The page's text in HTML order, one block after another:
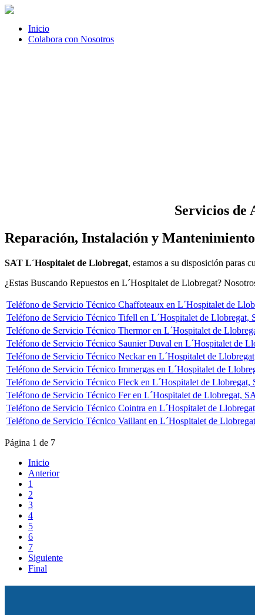
Inicio
Colabora con Nosotros
Servicios de
Reparación, Instalación y
SAT L´Hospitalet de Llobregat, estamos a su disposición paras
¿Estas Buscando Repuestos en L´Hospitalet de Llobregat?
Teléfono de Servicio Técnico Chaffoteaux en L´Hospitalet de
Teléfono de Servicio Técnico Tifell en L´Hospitalet de Llobregat,
Teléfono de Servicio Técnico Thermor en L´Hospitalet de
Teléfono de Servicio Técnico Saunier Duval en L´Hospitalet de
Teléfono de Servicio Técnico Neckar en L´Hospitalet de
Teléfono de Servicio Técnico Immergas en L´Hospitalet de
Teléfono de Servicio Técnico Fleck en L´Hospitalet de Llobregat,
Teléfono de Servicio Técnico Fer en L´Hospitalet de Llobregat,
Teléfono de Servicio Técnico Cointra en L´Hospitalet de
Teléfono de Servicio Técnico Vaillant en L´Hospitalet de
Página 1 de 7
Inicio
Anterior
1
2
3
4
5
6
7
Siguiente
Final